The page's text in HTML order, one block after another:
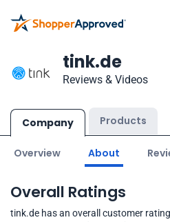
tink.de
Reviews & Videos
Company Products
Overview About
Overall Ratings
tink.de has an overall customer